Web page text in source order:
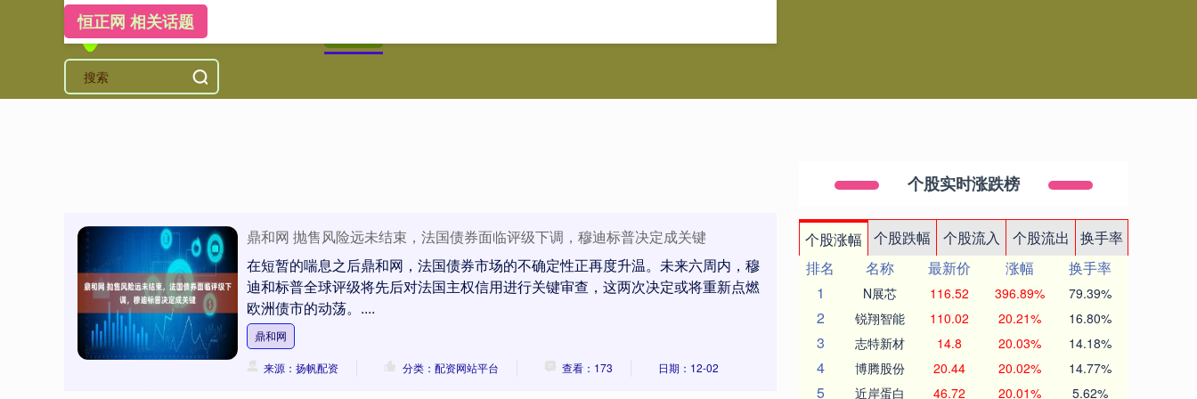
恒正网 相关话题
鼎和网 抛售风险远未结束，法国债券面临评级下调，穆迪标普决定成关键
在短暂的喘息之后鼎和网，法国债券市场的不确定性正再度升温。未来六周内，穆
迪和标普全球评级将先后对法国主权信用进行关键审查，这两次决定或将重新点燃
欧洲债市的动荡。....
鼎和网
来源：扬帆配资 分类：配资网站平台 查看：173 日期：12-02
个股实时涨跌榜
个股涨幅 个股跌幅 个股流入 个股流出
换手率
排名
名称 最新价 涨幅
换手率
1
N展芯 116.52 396.89% 79.39%
2 锐翔智能 110.02 20.21% 16.80%
3 志特新材 14.8 20.03% 14.18%
4 博腾股份 20.44 20.02% 14.77%
5 近岸蛋白 46.72 20.01% 5.62%